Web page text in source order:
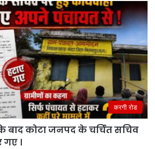
करगी रोड
बाद कोटा जनपद के चर्चित सचिव
गए ।